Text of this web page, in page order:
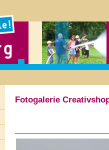
Fotogalerie